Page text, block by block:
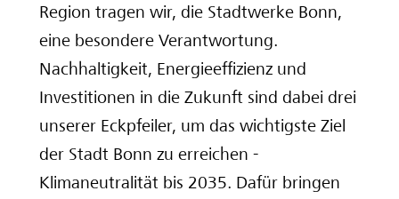
Region tragen wir, die Stadtwerke Bonn,
eine besondere Verantwortung.
Nachhaltigkeit, Energieeffizienz und
Investitionen in die Zukunft sind dabei drei
unserer Eckpfeiler, um das wichtigste Ziel
der Stadt Bonn zu erreichen -
Klimaneutralität bis 2035. Dafür bringen